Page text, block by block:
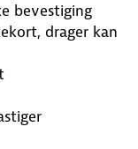
bevestiging
drager kan